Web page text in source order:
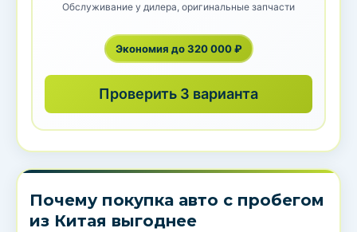
Обслуживание у дилера, оригинальные запчасти
Экономия до 320 000 ₽
Проверить 3 варианта
Почему покупка авто с пробегом
из Китая выгоднее